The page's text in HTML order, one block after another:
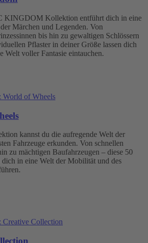
KINGDOM Kollektion entführt dich in eine
Märchen und Legenden. Von
bis hin zu gewaltigen Schlössern
Pflaster in deiner Größe lassen dich
Welt voller Fantasie eintauchen.
kannst du die aufregende Welt der
Fahrzeuge erkunden. Von schnellen
zu mächtigen Baufahrzeugen – diese 50
dich in eine Welt der Mobilität und des